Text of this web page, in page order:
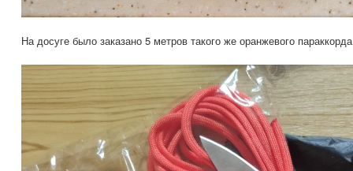
На досуге было заказано 5 метров такого же оранжевого